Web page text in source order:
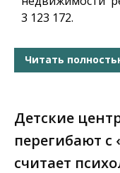
3 123 172.
Читать
Детские
перегибают с
считает